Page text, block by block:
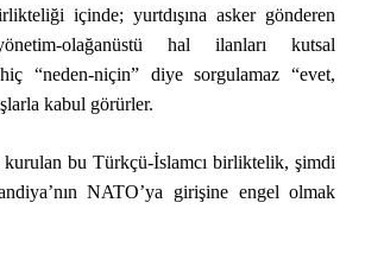
içinde; yurtdışına asker gönderen
olağanüstü hal ilanları kutsal
“neden-niçin” diye sorgulamaz “evet,
kabul görürler.
kurulan bu Türkçü-İslamcı birliktelik, şimdi
NATO’ya girişine engel olmak